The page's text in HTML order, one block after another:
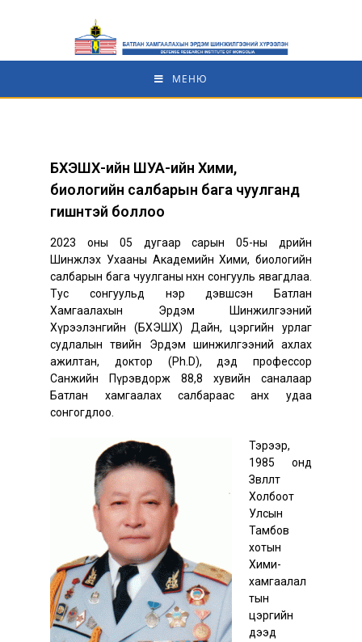
МЕНЮ
БХЭШХ-ийн ШУА-ийн Хими,
биологийн салбарын бага чуулганд
гишүүнтэй боллоо
2023 оны 05 дугаар сарын 05-ны өдрийн
Шинжлэх Ухааны Академийн Хими, биологийн
салбарын бага чуулганы нөхөн сонгууль явагдлаа.
Тус сонгуульд нэр дэвшсэн Батлан
Хамгаалахын Эрдэм Шинжилгээний
Хүрээлэнгийн (БХЭШХ) Дайн, цэргийн урлаг
судлалын төвийн Эрдэм шинжилгээний ахлах
ажилтан, доктор (Ph.D), дэд профессор
Санжийн Пүрэвдорж 88,8 хувийн саналаар
Батлан хамгаалах салбараас анх удаа
сонгогдлоо.
Тэрээр,
1985 онд
Зөвлөлт
Холбоот
Улсын
Тамбов
хотын
Хими-
хамгаалал
тын
цэргийн
дээд